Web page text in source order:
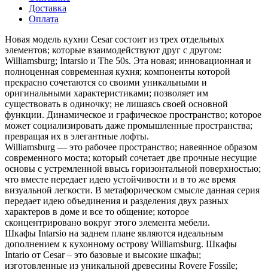
Доставка
Оплата
Новая модель кухни Cesar состоит из трех отдельных
элементов; которые взаимодействуют друг с другом:
Williamsburg; Intarsio и The 50s. Эта новая; инновационная и
полноценная современная кухня; компоненты которой
прекрасно сочетаются со своими уникальными и
оригинальными характеристиками; позволяет им
существовать в одиночку; не лишаясь своей основной
функции. Динамическое и графическое пространство; которое
может социализировать даже промышленные пространства;
превращая их в элегантные лофты.
Williamsburg — это рабочее пространство; навеянное образом
современного моста; который сочетает две прочные несущие
основы с устремленной ввысь горизонтальной поверхностью;
что вместе передает идею устойчивости и в то же время
визуальной легкости. В метафорическом смысле данная серия
передает идею объединения и разделения двух разных
характеров в доме и все то общение; которое
сконцентрировано вокруг этого элемента мебели.
Шкафы Intarsio на заднем плане являются идеальным
дополнением к кухонному острову Williamsburg. Шкафы
Intario от Cesar – это базовые и высокие шкафы;
изготовленные из уникальной древесины Rovere Fossile;